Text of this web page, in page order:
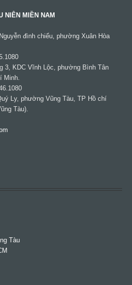
NIÊN MIỀN NAM
đình chiểu, phường Xuân Hòa
3, KDC Vĩnh Lộc, phường Bình Tân
Minh.
Ly, phường Vũng Tàu, TP Hồ chí
Tàu).
Tàu